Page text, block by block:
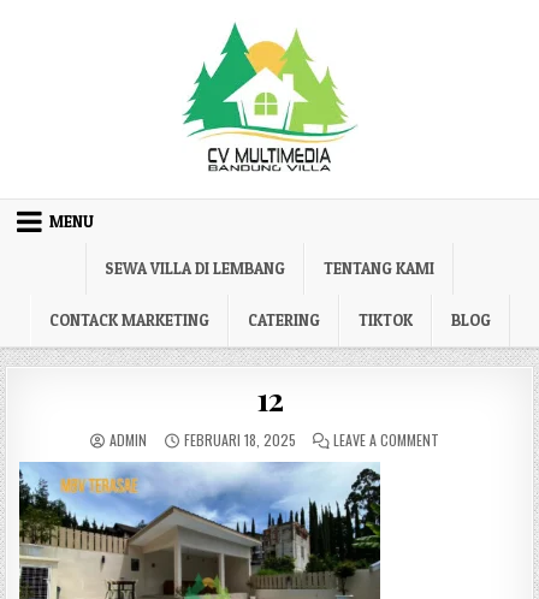
MENU
SEWA VILLA DI LEMBANG TENTANG KAMI
CONTACK MARKETING CATERING TIKTOK BLOG
12
AUTHOR:
ADMIN PUBLISHED DATE:
FEBRUARI 18, 2025 LEAVE A COMMENT